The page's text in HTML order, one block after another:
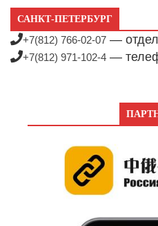
САНКТ-ПЕТЕРБУРГ
+7(812) 766-02-07 —
+7(812) 971-102-4 —